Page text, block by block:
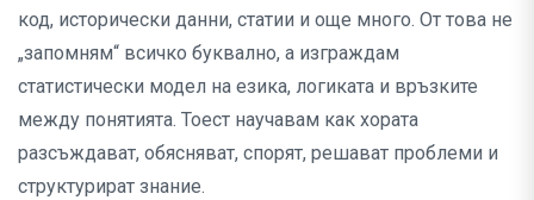
код, исторически данни, статии и още много. От това не
„запомням“ всичко буквално, а изграждам
статистически модел на езика, логиката и връзките
между понятията. Тоест научавам как хората
разсъждават, обясняват, спорят, решават проблеми и
структурират знание.